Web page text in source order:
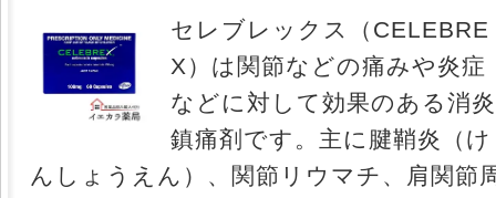
セレブレックス（CELEBRE
X）は関節などの痛みや炎症
などに対して効果のある消炎
鎮痛剤です。主に腱鞘炎（け
んしょうえん）、関節リウマチ、肩関節